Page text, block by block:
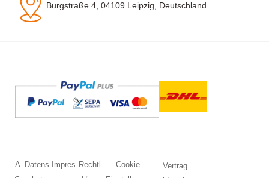
Burgstraße 4, 04109 Leipzig, Deutschland
A
Datens
Impres Rechtl.
Cookie-
Vertrag